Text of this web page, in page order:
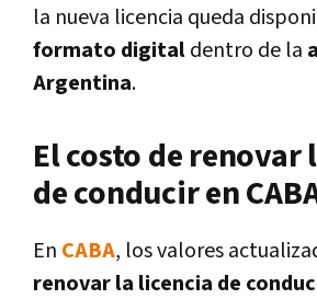
la nueva licencia queda
formato digitaldentro de la
Argentina.
El costo de renovar
de conducir en
En CABA, los valores
renovar la licencia de